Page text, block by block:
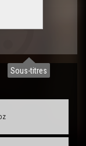
Sous-titres